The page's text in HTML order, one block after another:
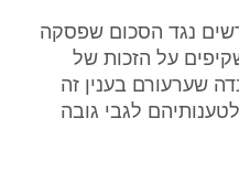
נגד הסכום שפסקה
על הזכות של
שערעורם בענין זה
לגבי גובה